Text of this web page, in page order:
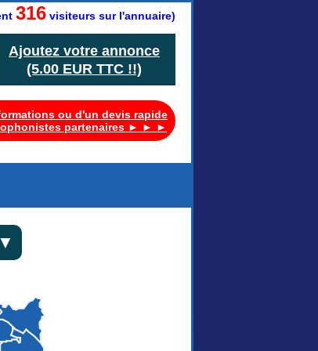
Ajoutez votre annonce
(5.00 EUR TTC !!)
316 visiteurs sur l'annuaire)
ou d'un devis rapide
partenaires ► ► ►